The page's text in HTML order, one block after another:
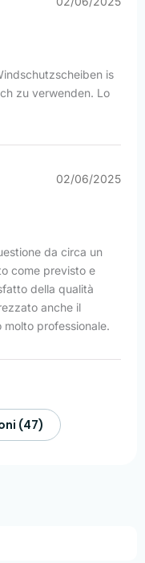
is
zu verwenden. Lo
02/06/2025
da circa un
come previsto e
della qualità
anche il
professionale.
(47)